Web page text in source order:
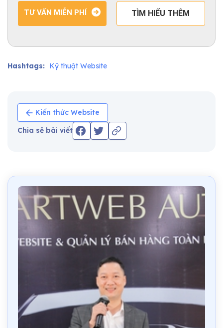
TƯ VẤN MIỄN PHÍ TÌM HIỂU THÊM
Hashtags: Kỹ thuật Website
Kiến thức Website
Chia sẻ bài viết